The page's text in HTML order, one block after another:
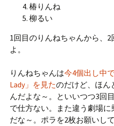
椿りんね
柳るい
1回目のりんねちゃんから、
よ。
りんねちゃんは今4個出し中
Lady」を見たのだけど、ほん
んだよな～。といいつつ3回
で仕方ない。また違う劇場
だな～。ポラを2枚お願いし